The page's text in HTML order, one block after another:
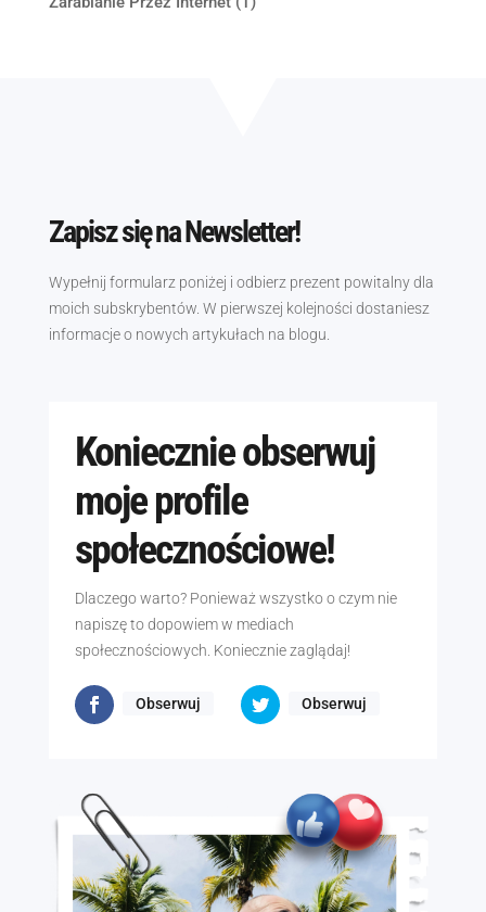
Zapisz się na Newsletter!
Wypełnij formularz poniżej i odbierz prezent powitalny dla
moich subskrybentów. W pierwszej kolejności dostaniesz
informacje o nowych artykułach na blogu.
Koniecznie obserwuj
moje profile
społecznościowe!
Dlaczego warto? Ponieważ wszystko o czym nie
napiszę to dopowiem w mediach
społecznościowych. Koniecznie zaglądaj!
Obserwuj Obserwuj